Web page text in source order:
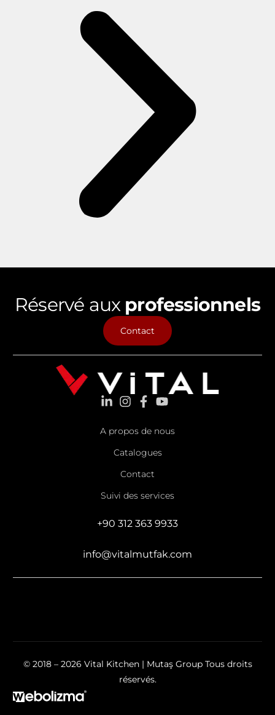
Réservé aux professionnels
Contact
A propos de nous
Catalogues
Contact
Suivi des services
+90 312 363 9933
info@vitalmutfak.com
© 2018 – 2026 Vital Kitchen | Mutaş Group Tous droits
réservés.